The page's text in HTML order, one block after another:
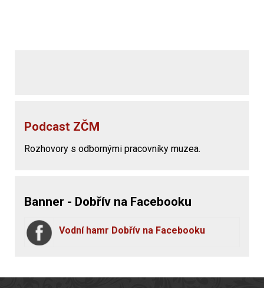
Podcast ZČM
Rozhovory s odbornými pracovníky muzea.
Banner - Dobřív na Facebooku
Vodní hamr Dobřív na Facebooku